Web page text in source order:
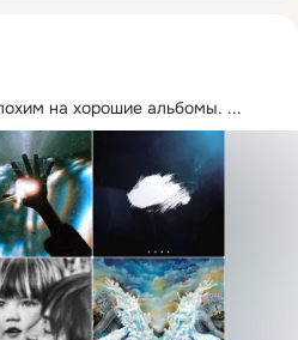
на хорошие альбомы. ...